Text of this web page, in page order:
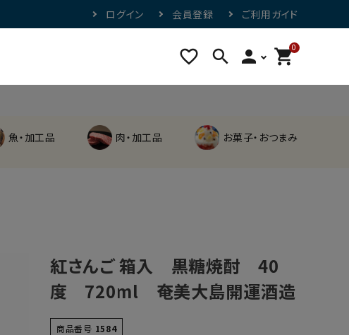
ログイン 会員登録 ご利用ガイド
favorite_border search person 0
shopping_cart
魚・加工品 肉・加工品 お菓子・おつまみ
紅さんご 箱入 黒糖焼酎 40
度 720ml 奄美大島開運酒造
商品番号 1584